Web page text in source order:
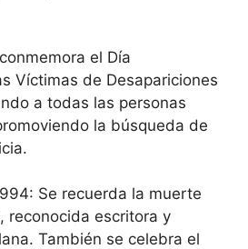
el Día
Víctimas de Desapariciones
a todas las personas
la búsqueda de
Se recuerda la muerte
reconocida escritora y
También se celebra el